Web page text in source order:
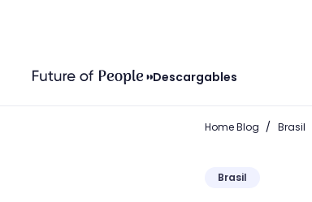
Descargables
Home Blog / Brasil
Brasil